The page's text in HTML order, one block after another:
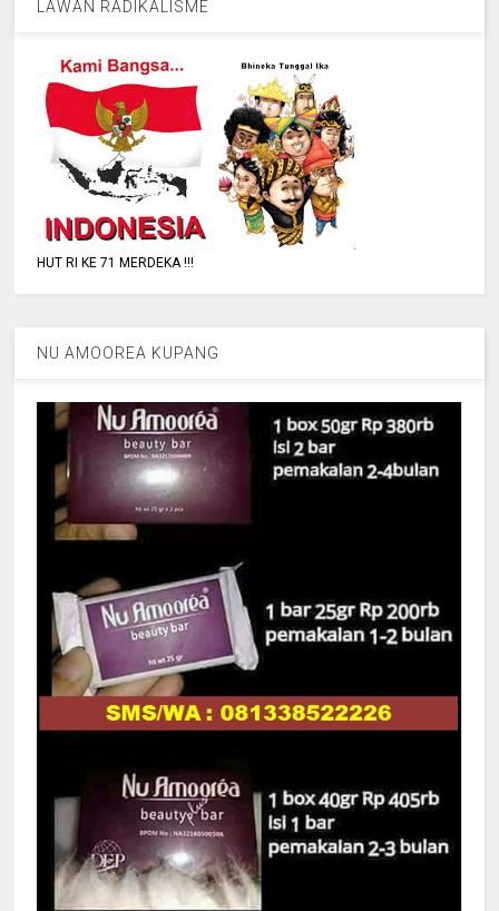
LAWAN RADIKALISME
HUT RI KE 71 MERDEKA !!!
NU AMOOREA KUPANG